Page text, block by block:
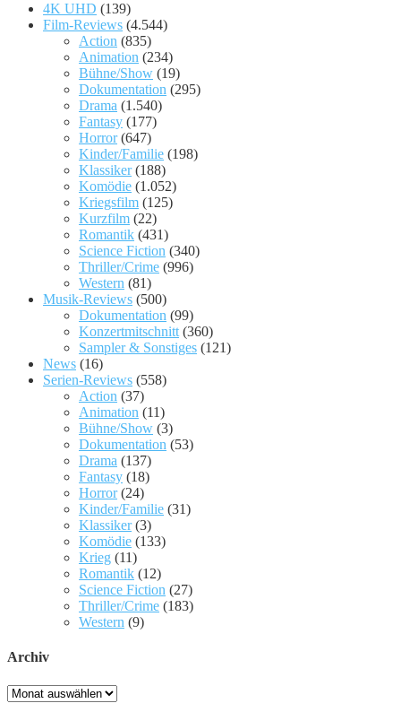
4K UHD (139)
Film-Reviews (4.544)
Action (835)
Animation (234)
Bühne/Show (19)
Dokumentation (295)
Drama (1.540)
Fantasy (177)
Horror(647)
Kinder/Familie (198)
Klassiker(188)
Komödie (1.052)
Kriegsfilm (125)
Kurzfilm (22)
Romantik (431)
Science Fiction (340)
Thriller/Crime (996)
Western (81)
Musik-Reviews (500)
Dokumentation (99)
Konzertmitschnitt (360)
Sampler & Sonstiges (121)
News (16)
Serien-Reviews (558)
Action (37)
Animation (11)
Bühne/Show (3)
Dokumentation (53)
Drama (137)
Fantasy (18)
Horror(24)
Kinder/Familie (31)
Klassiker(3)
Komödie (133)
Krieg (11)
Romantik (12)
Science Fiction (27)
Thriller/Crime (183)
Western (9)
Archiv
Archiv